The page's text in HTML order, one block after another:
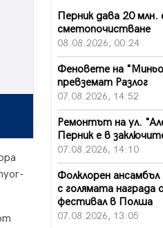
Перник дава 20 млн.
сметопочистване
08.08.2026, 00:24
Феновете на
превземат Разлог
07.08.2026, 14:52
Ремонтът на ул.
Перник е в
07.08.2026, 14:10
Фолклорен ансамбъл
с голямата награда
фестивал в Полша
07.08.2026, 13:05